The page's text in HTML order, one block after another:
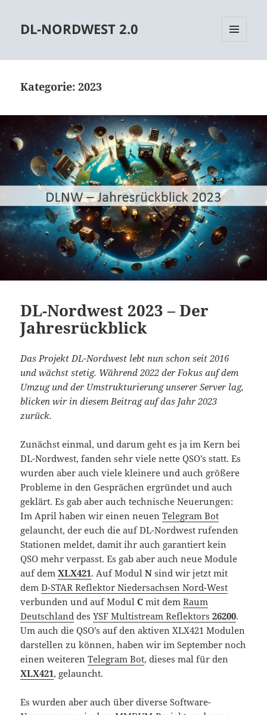
DL-NORDWEST 2.0
Kategorie:2023
DL-Nordwest 2023 – Der
Jahresrückblick
Das Projekt DL-Nordwest lebt nun schon seit 2016
und wächst stetig. Während 2022 der Fokus auf dem
Umzug und der Umstrukturierung unserer Server lag,
blicken wir in diesem Beitrag auf das Jahr 2023
zurück.
Zunächst einmal, und darum geht es ja im Kern bei
DL-Nordwest, fanden sehr viele nette QSO’s statt. Es
wurden aber auch viele kleinere und auch größere
Probleme in den Gesprächen ergründet und auch
geklärt. Es gab aber auch technische Neuerungen:
Im April haben wir einen neuenTelegram Bot
gelauncht, der euch die auf DL-Nordwest rufenden
Stationen meldet, damit ihr auch garantiert kein
QSO mehr verpasst. Es gab aber auch neue Module
auf demXLX421. Auf ModulN sind wir jetzt mit
demD-STAR Reflektor Niedersachsen Nord-West
verbunden und auf ModulC mit demRaum
Deutschland desYSF Multistream Reflektors26200.
Um auch die QSO’s auf den aktiven XLX421 Modulen
darstellen zu können, haben wir im September noch
einen weiterenTelegram Bot, dieses mal für den
XLX421, gelauncht.
Es wurden aber auch über diverse Software-